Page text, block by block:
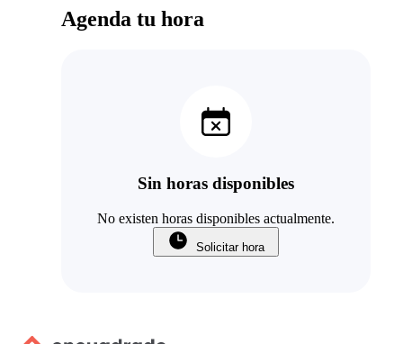
Agenda tu hora
Sin horas disponibles
No existen horas disponibles actualmente.
Solicitar hora